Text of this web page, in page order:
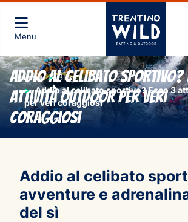
Menu
Home
Blog
Addio al celibato sportivo? Ecco 3
per veri coraggiosi
Addio al celibato sportivo?
attività outdoor per veri
coraggiosi
Addio al celibato
avventure e
del sì